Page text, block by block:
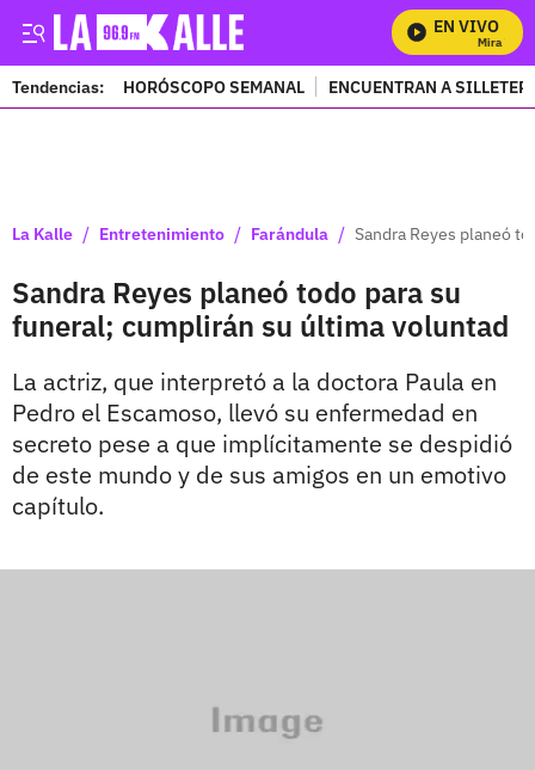
EN VIVO
Mira
Tendencias: HORÓSCOPO SEMANAL ENCUENTRAN A
La Kalle / Entretenimiento / Farándula / Sandra Reyes planeó
Sandra Reyes planeó todo para su
funeral; cumplirán su última voluntad
La actriz, que interpretó a la doctora Paula en
Pedro el Escamoso, llevó su enfermedad en
secreto pese a que implícitamente se despidió
de este mundo y de sus amigos en un emotivo
capítulo.